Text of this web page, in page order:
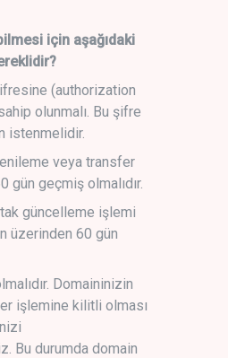
için aşağıdaki
(authorization
olunmalı. Bu şifre
istenmelidir.
veya transfer
gün geçmiş olmalıdır.
güncelleme işlemi
üzerinden 60 gün
Domaininizin
işlemine kilitli olması
Bu durumda domain